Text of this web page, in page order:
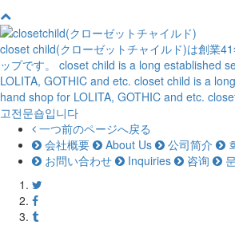
closet child(クローゼットチャイルド)は創業
ップです。
closet child is a long established
LOLITA, GOTHIC and etc. closet child is a
hand shop for LOLITA, GOTHIC and etc.
고전문숍입니다
一つ前のページへ戻る
会社概要
About Us 公司简介
お問い合わせ
Inquiries 咨询